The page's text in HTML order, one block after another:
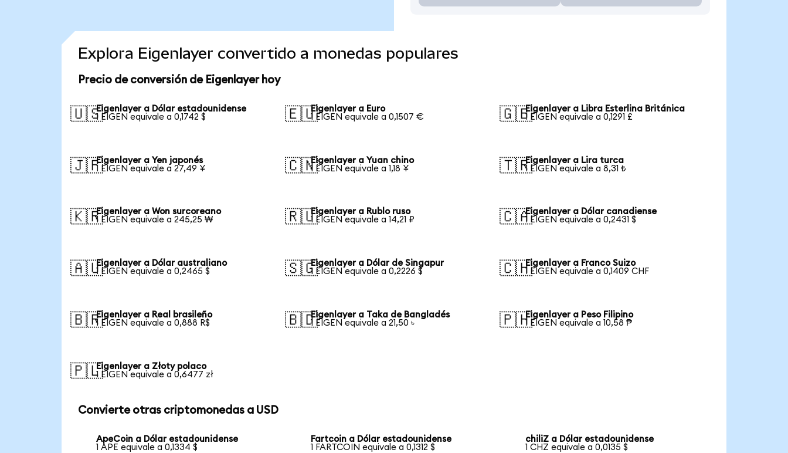
Explora Eigenlayer convertido a monedas populares
Precio de conversión de Eigenlayer hoy
🇺🇸Eigenlayer a Dólar estadounidense
1 EIGEN equivale a 0,1742 $
🇪🇺Eigenlayer a Euro
1 EIGEN equivale a 0,1507 €
🇬🇧Eigenlayer a Libra Esterlina Británica
1 EIGEN equivale a 0,1291 £
🇯🇵Eigenlayer a Yen japonés
1 EIGEN equivale a 27,49 ¥
🇨🇳Eigenlayer a Yuan chino
1 EIGEN equivale a 1,18 ¥
🇹🇷Eigenlayer a Lira turca
1 EIGEN equivale a 8,31 ₺
🇰🇷Eigenlayer a Won surcoreano
1 EIGEN equivale a 245,25 ₩
🇷🇺Eigenlayer a Rublo ruso
1 EIGEN equivale a 14,21 ₽
🇨🇦Eigenlayer a Dólar canadiense
1 EIGEN equivale a 0,2431 $
🇦🇺Eigenlayer a Dólar australiano
1 EIGEN equivale a 0,2465 $
🇸🇬Eigenlayer a Dólar de Singapur
1 EIGEN equivale a 0,2226 $
🇨🇭Eigenlayer a Franco Suizo
1 EIGEN equivale a 0,1409 CHF
🇧🇷Eigenlayer a Real brasileño
1 EIGEN equivale a 0,888 R$
🇧🇩Eigenlayer a Taka de Bangladés
1 EIGEN equivale a 21,50 ৳
🇵🇭Eigenlayer a Peso Filipino
1 EIGEN equivale a 10,58 ₱
🇵🇱Eigenlayer a Złoty polaco
1 EIGEN equivale a 0,6477 zł
Convierte otras criptomonedas a USD
ApeCoin a Dólar estadounidense
1 APE equivale a 0,1334 $
Fartcoin a Dólar estadounidense
1 FARTCOIN equivale a 0,1312 $
chiliZ a Dólar estadounidense
1 CHZ equivale a 0,0135 $